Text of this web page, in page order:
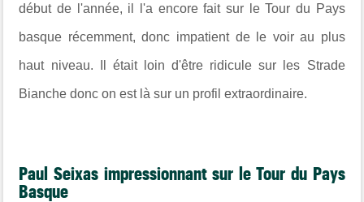
début de l'année, il l'a encore fait sur le Tour du Pays
basque récemment, donc impatient de le voir au plus
haut niveau. Il était loin d'être ridicule sur les Strade
Bianche donc on est là sur un profil extraordinaire.
Paul Seixas impressionnant sur le Tour du Pays
Basque